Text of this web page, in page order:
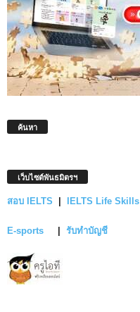
ค้นหา
เว็บไซต์พันธมิตรฯ
สอบ IELTS IELTS Life Skills
E-sports รับทำบัญชี